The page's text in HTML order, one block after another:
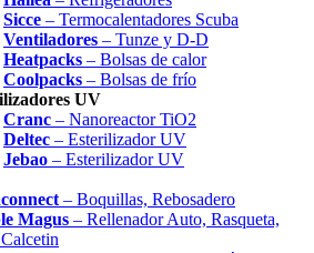
Sicce – Termocalentadores Scuba
Ventiladores – Tunze y D-D
Heatpacks – Bolsas de calor
Coolpacks – Bolsas de frío
UV
Cranc – Nanoreactor TiO2
Deltec – Esterilizador UV
Jebao – Esterilizador UV
– Boquillas, Rebosadero
Magus – Rellenador Auto, Rasqueta,